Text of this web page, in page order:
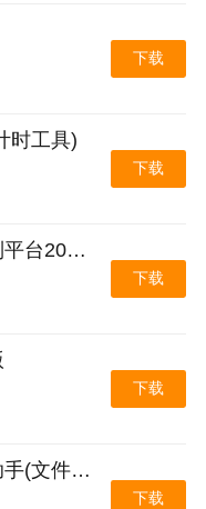
下载
时工具)
下载
极科网络计算机控制平台2026官方最新版本
下载
下载
一键克隆手机同步助手(文件极速互传)
下载